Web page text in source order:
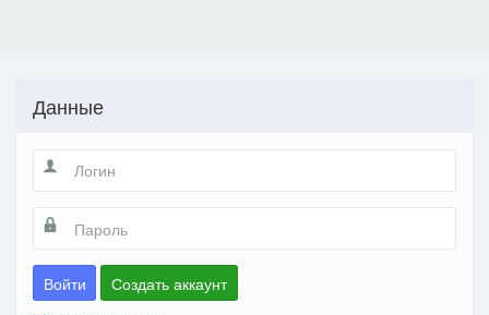
Данные
Войти Создать аккаунт